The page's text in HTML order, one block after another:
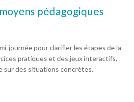
pédagogiques
journée pour clarifier les étapes de la
pratiques et des jeux interactifs,
des situations concrètes.